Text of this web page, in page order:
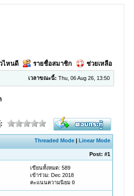
ไหนดี รายชื่อสมาชิก ช่วยเหลือ
เวลาขณะนี้: Thu, 06 Aug 26, 13:50
Threaded Mode |Linear Mode
Post:#1
เขียนทั้งหมด: 589
เข้าร่วม: Dec 2018
คะแนนความนิยม0